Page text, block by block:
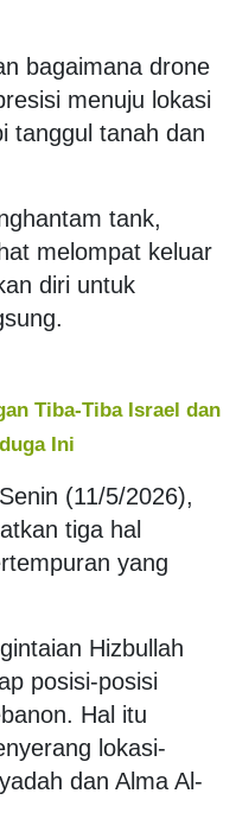
bagaimana drone
menuju lokasi
tanggul tanah dan
tank,
melompat keluar
diri untuk
Tiba-Tiba Israel dan
Ini
(11/5/2026),
tiga hal
yang
Hizbullah
posisi-posisi
Hal itu
lokasi-
dan Alma Al-